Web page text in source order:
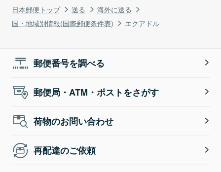
日本郵便トップ 送る
海外に送る
国・地域別情報(国際郵便条件表)
エクアドル
郵便番号を調べる
郵便局・ATM・ポストをさがす
荷物のお問い合わせ
再配達のご依頼